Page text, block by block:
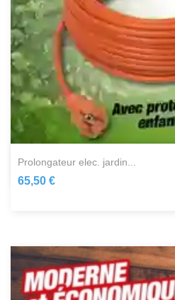
prolongateur elec. jardin...
65,50 €